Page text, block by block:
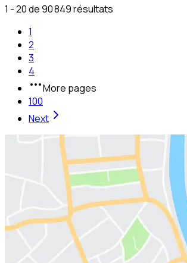
1 - 20 de 90 849 résultats
1
2
3
4
More pages
100
Next